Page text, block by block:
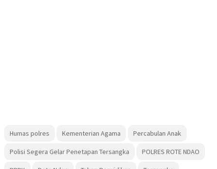
Humas polres Kementerian Agama Percabulan Anak
Polisi Segera Gelar Penetapan Tersangka POLRES ROTE NDAO